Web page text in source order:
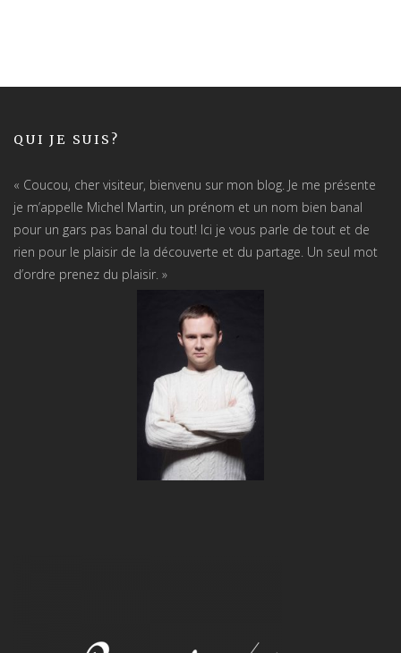
QUI JE SUIS?
« Coucou, cher visiteur, bienvenu sur mon blog. Je me présente
je m’appelle Michel Martin, un prénom et un nom bien banal
pour un gars pas banal du tout! Ici je vous parle de tout et de
rien pour le plaisir de la découverte et du partage. Un seul mot
d’ordre prenez du plaisir. »